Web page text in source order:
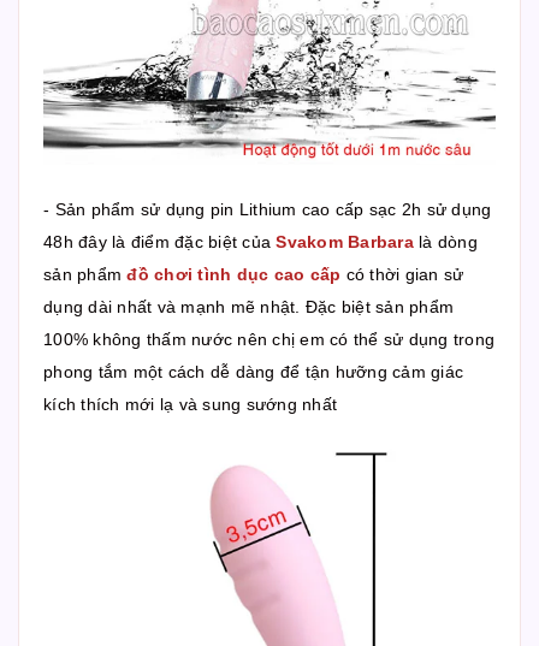
- Sản phẩm sử dụng pin Lithium cao cấp sạc 2h sử dụng
48h đây là điểm đặc biệt củaSvakom Barbaralà dòng
sản phẩmđồ chơi tình dục cao cấp có thời gian sử
dụng dài nhất và mạnh mẽ nhật. Đặc biệt sản phẩm
100% không thấm nước nên chị em có thể sử dụng trong
phong tắm một cách dễ dàng để tận hưỡng cảm giác
kích thích mới lạ và sung sướng nhất